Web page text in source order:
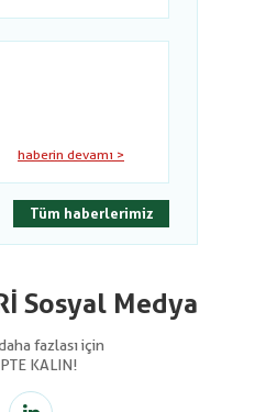
haberin devamı >
Tüm haberlerimiz
Sosyal Medya
fazlası için
KALIN!